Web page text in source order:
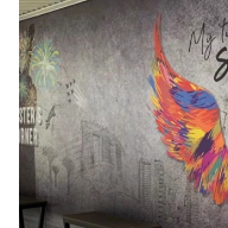
Solutions de flux de
Durabilité